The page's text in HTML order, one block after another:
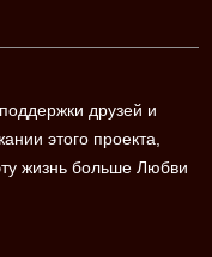
друзей и
этого проекта,
жизнь больше Любви